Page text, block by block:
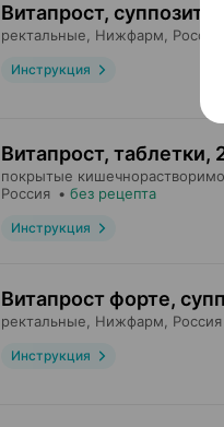
Витапрост,
ректальные, Нижфарм , Россия
Инструкция
Витапрост, таблетки,
покрытые
Россия • без рецепта
Инструкция
Витапрост форте,
ректальные, Нижфарм , Россия
Инструкция